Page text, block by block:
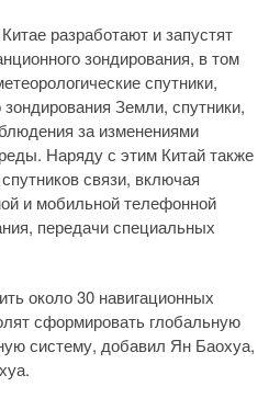
разработают и запустят
зондирования, в том
спутники,
Земли, спутники,
за изменениями
Наряду с этим Китай также
связи, включая
и мобильной телефонной
передачи специальных
около 30 навигационных
сформировать глобальную
систему, добавил Ян Баохуа,